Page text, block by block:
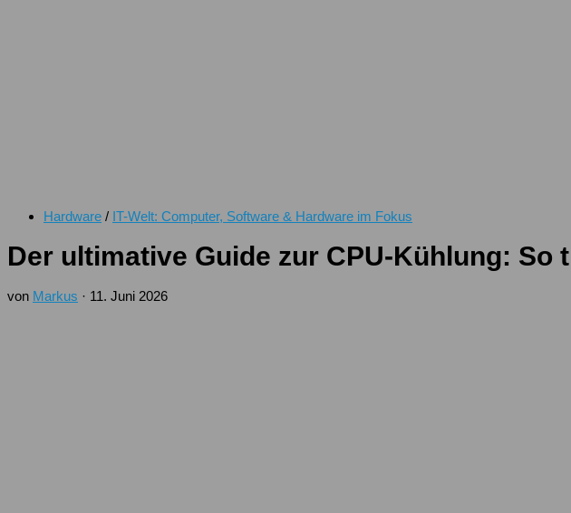
Hardware / IT-Welt: Computer, Software & Hardware im Fokus
Der ultimative Guide zur CPU-Kühlung: So
von Markus · 11. Juni 2026